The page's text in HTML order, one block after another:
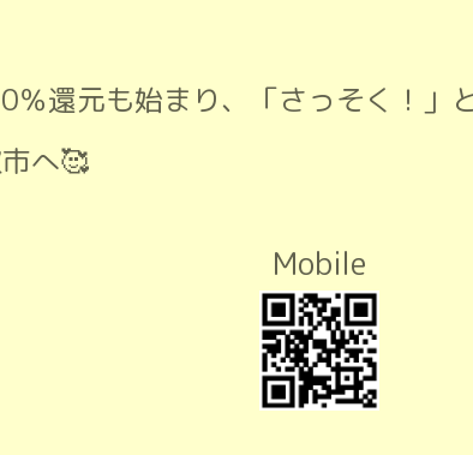
％還元も始まり、「さっそく！」
へ🥰
Mobile